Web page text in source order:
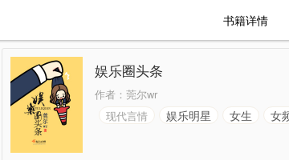
书籍详情
娱乐圈头条
作者： 莞尔wr
现代言情
娱乐明星 女生 女